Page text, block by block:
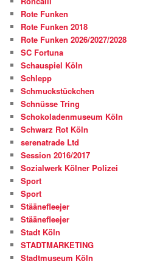
Rote Funken
Rote Funken 2018
Rote Funken 2026/2027/2028
SC Fortuna
Schauspiel Köln
Schlepp
Schmuckstückchen
Schnüsse Tring
Schokoladenmuseum Köln
Schwarz Rot Köln
serenatrade Ltd
Session 2016/2017
Sozialwerk Kölner Polizei
Sport
Sport
Stäänefleejer
Stäänefleejer
Stadt Köln
STADTMARKETING
Stadtmuseum Köln